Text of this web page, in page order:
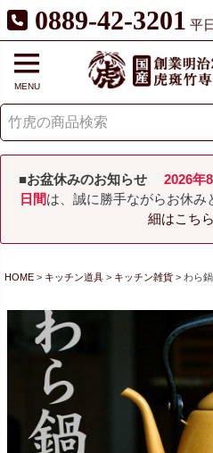
0889-42-3201 平
MENU
■お盆休みのお知らせ
2026年
日間は、誠に勝手ながらお休み
細はこち
HOME キッチン道具 キッチン雑貨 わら鍋